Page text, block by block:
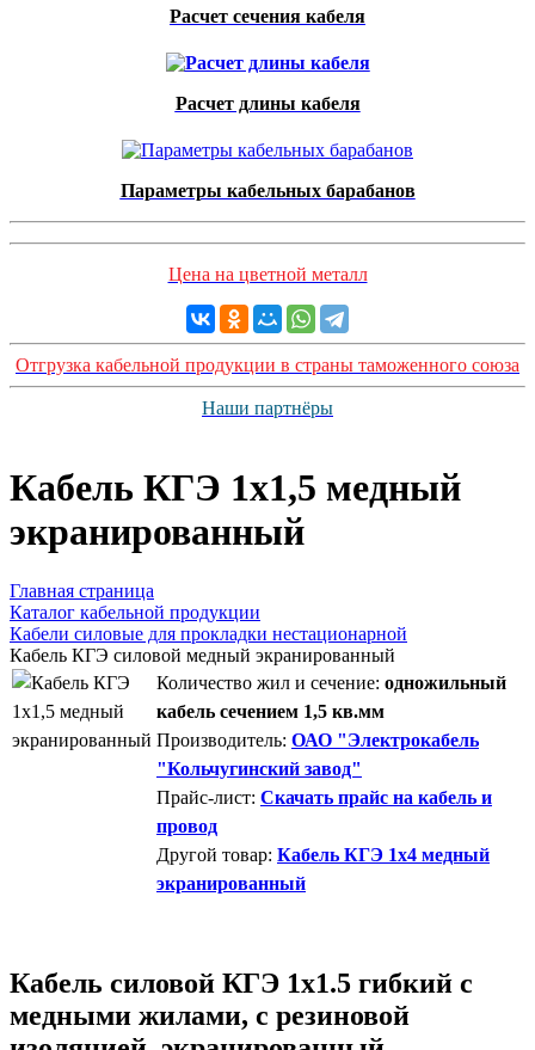
Расчет сечения кабеля
Расчет длины кабеля
Параметры кабельных барабанов
Цена на цветной металл
Отгрузка кабельной продукции в страны таможенного союза
Наши партнёры
Кабель КГЭ 1х1,5 медный
экранированный
Главная страница
Каталог кабельной продукции
Кабели силовые для прокладки нестационарной
Кабель КГЭ силовой медный экранированный
Количество жил и сечение: одножильный
кабель сечением 1,5 кв.мм
Производитель: ОАО "Электрокабель
"Кольчугинский завод"
Прайс-лист: Скачать прайс на кабель и
провод
Другой товар: Кабель КГЭ 1x4 медный
экранированный
Кабель силовой КГЭ 1х1.5 гибкий с
медными жилами, с резиновой